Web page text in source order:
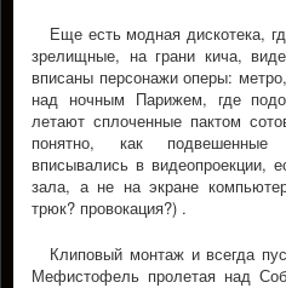
Еще есть модная дискотека,
зрелищные, на грани кича,
вписаны персонажи оперы:
над ночным Парижем, где
летают сплоченные пактом
понятно, как
вписывались в видеопроекции,
зала, а не на экране
трюк? провокация?) .
Клиповый монтаж и всегда
Мефистофель пролетая над